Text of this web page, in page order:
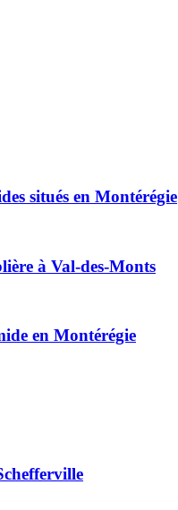
situés en Montérégie
à Val-des-Monts
en Montérégie